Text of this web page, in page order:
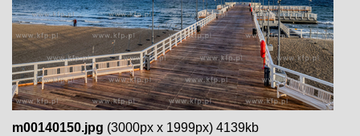
m00140150.jpg (3000px x 1999px) 4139kb